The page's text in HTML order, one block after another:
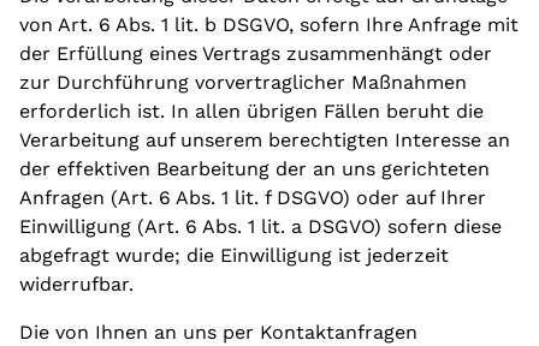
von Art. 6 Abs. 1 lit. b DSGVO, sofern Ihre Anfrage mit
der Erfüllung eines Vertrags zusammenhängt oder
zur Durchführung vorvertraglicher Maßnahmen
erforderlich ist. In allen übrigen Fällen beruht die
Verarbeitung auf unserem berechtigten Interesse an
der effektiven Bearbeitung der an uns gerichteten
Anfragen (Art. 6 Abs. 1 lit. f DSGVO) oder auf Ihrer
Einwilligung (Art. 6 Abs. 1 lit. a DSGVO) sofern diese
abgefragt wurde; die Einwilligung ist jederzeit
widerrufbar.
Die von Ihnen an uns per Kontaktanfragen